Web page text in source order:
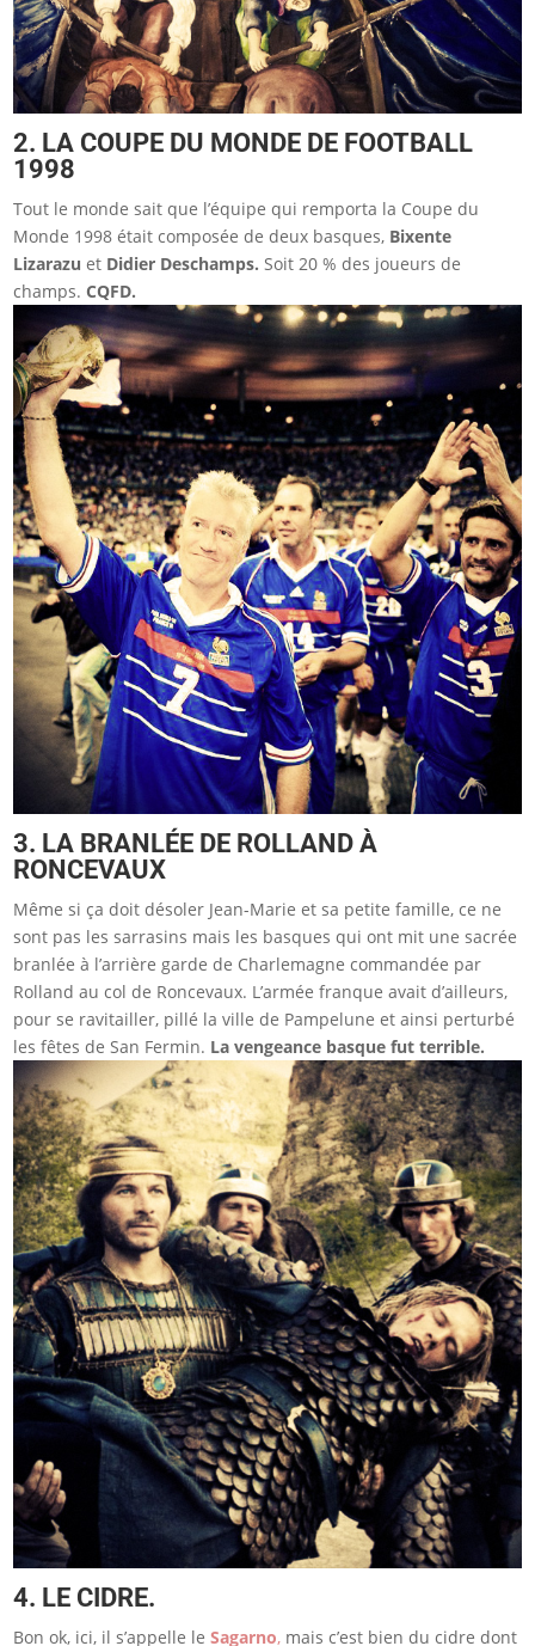
2. LA COUPE DU MONDE DE FOOTBALL
1998
Tout le monde sait que l’équipe qui remporta la Coupe du
Monde 1998 était composée de deux basques, Bixente
Lizarazu et Didier Deschamps. Soit 20 % des joueurs de
champs. CQFD.
3. LA BRANLÉE DE ROLLAND À
RONCEVAUX
Même si ça doit désoler Jean-Marie et sa petite famille, ce ne
sont pas les sarrasins mais les basques qui ont mit une sacrée
branlée à l’arrière garde de Charlemagne commandée par
Rolland au col de Roncevaux. L’armée franque avait d’ailleurs,
pour se ravitailler, pillé la ville de Pampelune et ainsi perturbé
les fêtes de San Fermin. La vengeance basque fut terrible.
4. LE CIDRE.
Bon ok, ici, il s’appelle le Sagarno, mais c’est bien du cidre dont